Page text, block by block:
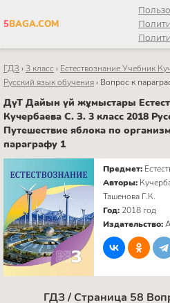
5BAGA.COM
ГДЗ › 3 класс › Естествознание Учебник
Русский язык обучения› Вопрос к
ДүТ Дайын үй жұмыстары
Кучербаева C. З. 3 класс 2018
Путешествие яблока по
параграфу 1
Предмет:
Авторы:
Ташенова Г.К.
Год: 2018 год
Издательство:
ГДЗ / Страница 58